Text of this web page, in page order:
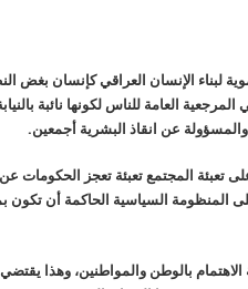
لبناء الإنسان العراقي كإنسان بغض
العامة للناس لكونها نائبة
عن انقاذ البشرية أجمعين.
على تعبئة المجتمع تعبئة تعجز الحكومات
المنظومة السياسية الحاكمة أن
بالوطن والمواطنين، وهذا